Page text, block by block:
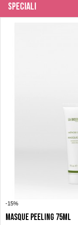
Speciali
-15%
Masque Peeling 75ml